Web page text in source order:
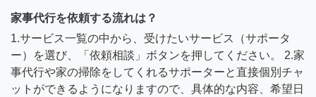
家事代行を依頼する流れは？
1.サービス一覧の中から、受けたいサービス（サポータ
ー）を選び、「依頼相談」ボタンを押してください。 2.家
事代行や家の掃除をしてくれるサポーターと直接個別チャ
ットができるようになりますので、具体的な内容、希望日